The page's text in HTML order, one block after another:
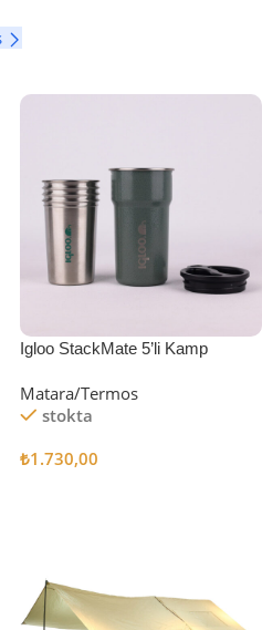
Igloo StackMate 5’li Kamp
Matara/Termos
stokta
₺1.730,00